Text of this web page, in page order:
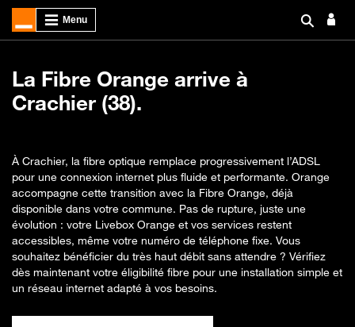
La Fibre Orange arrive à
Crachier (38).
À Crachier, la fibre optique remplace progressivement l’ADSL
pour une connexion internet plus fluide et performante. Orange
accompagne cette transition avec la Fibre Orange, déjà
disponible dans votre commune. Pas de rupture, juste une
évolution : votre Livebox Orange et vos services restent
accessibles, même votre numéro de téléphone fixe. Vous
souhaitez bénéficier du très haut débit sans attendre ? Vérifiez
dès maintenant votre éligibilité fibre pour une installation simple et
un réseau internet adapté à vos besoins.